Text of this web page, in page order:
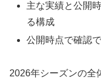
主な実績と公開
る構成
公開時点で確認
2026年シーズンの全